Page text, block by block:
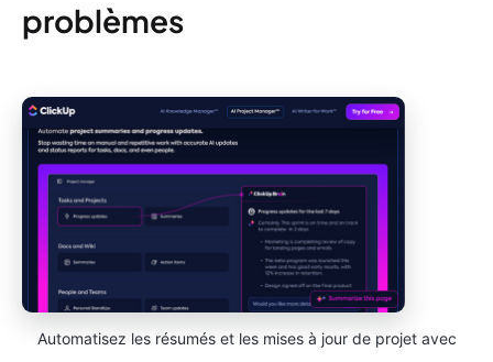
problèmes
Automatisez les résumés et les mises à jour de projet avec